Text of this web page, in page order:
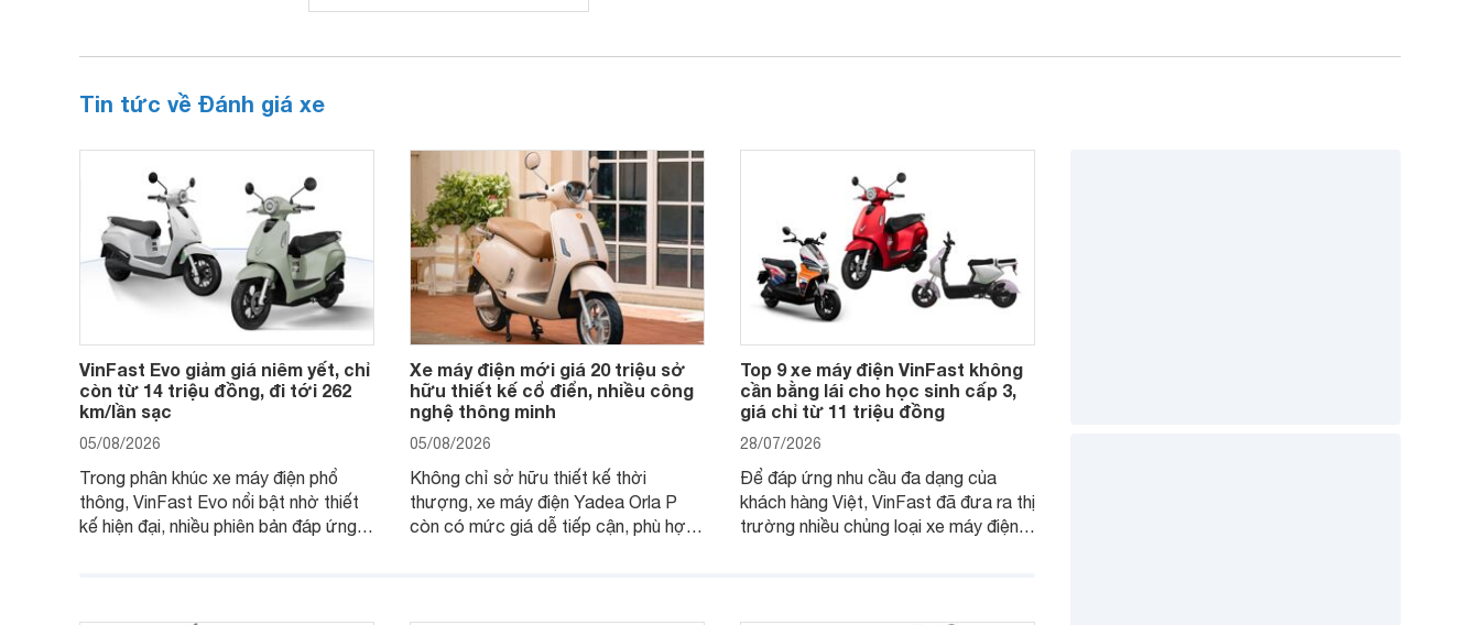
Tin tức về Đánh giá xe
VinFast Evo giảm giá niêm yết, chỉ
còn từ 14 triệu đồng, đi tới 262
km/lần sạc
05/08/2026
Trong phân khúc xe máy điện phổ
thông, VinFast Evo nổi bật nhờ thiết
kế hiện đại, nhiều phiên bản đáp ứng
Xe máy điện mới giá 20 triệu sở
hữu thiết kế cổ điển, nhiều công
nghệ thông minh
05/08/2026
Không chỉ sở hữu thiết kế thời
thượng, xe máy điện Yadea Orla P
còn có mức giá dễ tiếp cận, phù hợp
Top 9 xe máy điện VinFast không
cần bằng lái cho học sinh cấp 3,
giá chỉ từ 11 triệu đồng
28/07/2026
Để đáp ứng nhu cầu đa dạng của
khách hàng Việt, VinFast đã đưa ra thị
trường nhiều chủng loại xe máy điện